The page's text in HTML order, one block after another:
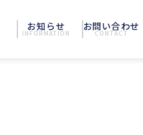
お知らせ
INFORMATION
お問い合わせ
CONTACT